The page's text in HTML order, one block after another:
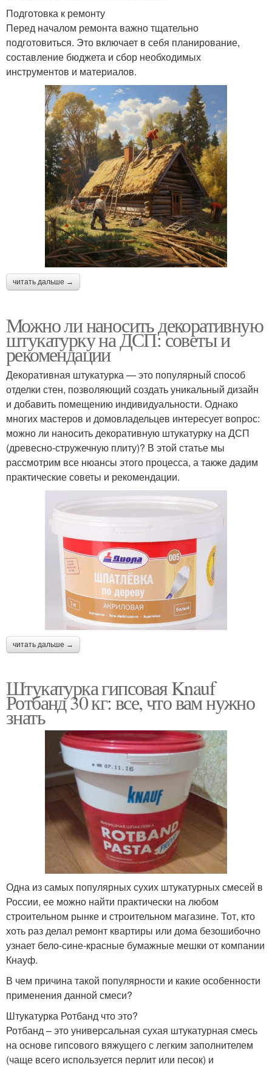
Подготовка к ремонту
Перед началом ремонта важно тщательно
подготовиться. Это включает в себя планирование,
составление бюджета и сбор необходимых
инструментов и материалов.
читать дальше →
Можно ли наносить декоративную
штукатурку на ДСП: советы и
рекомендации
Декоративная штукатурка — это популярный способ
отделки стен, позволяющий создать уникальный дизайн
и добавить помещению индивидуальности. Однако
многих мастеров и домовладельцев интересует вопрос:
можно ли наносить декоративную штукатурку на ДСП
(древесно-стружечную плиту)? В этой статье мы
рассмотрим все нюансы этого процесса, а также дадим
практические советы и рекомендации.
читать дальше →
Штукатурка гипсовая Knauf
Ротбанд 30 кг: все, что вам нужно
знать
Одна из самых популярных сухих штукатурных смесей в
России, ее можно найти практически на любом
строительном рынке и строительном магазине. Тот, кто
хоть раз делал ремонт квартиры или дома безошибочно
узнает бело-сине-красные бумажные мешки от компании
Кнауф.
В чем причина такой популярности и какие особенности
применения данной смеси?
Штукатурка Ротбанд что это?
Ротбанд – это универсальная сухая штукатурная смесь
на основе гипсового вяжущего с легким заполнителем
(чаще всего используется перлит или песок) и